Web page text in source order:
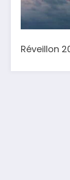
Réveillon